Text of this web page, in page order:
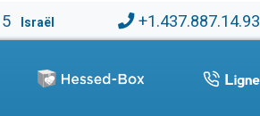
Israël +1.437.887.14.93